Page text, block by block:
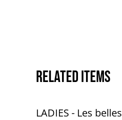
Related items
LADIES - Les belles